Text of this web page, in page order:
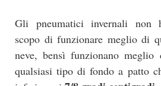
Gli pneumatici invernali non
scopo di funzionare meglio di
neve, bensì funzionano
qualsiasi tipo di fondo a patto